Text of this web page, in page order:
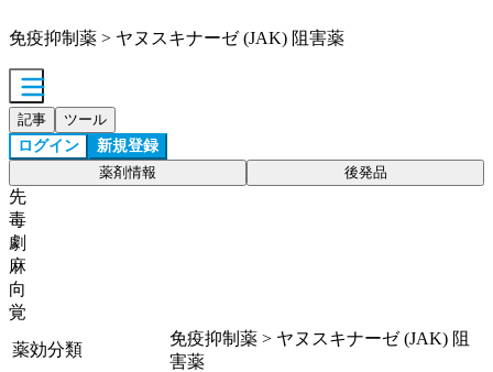
免疫抑制薬 > ヤヌスキナーゼ (JAK) 阻害薬
記事 ツール
ログイン 新規登録
薬剤情報 後発品
先
毒
劇
麻
向
覚
薬効分類
免疫抑制薬 > ヤヌスキナーゼ (JAK) 阻
害薬